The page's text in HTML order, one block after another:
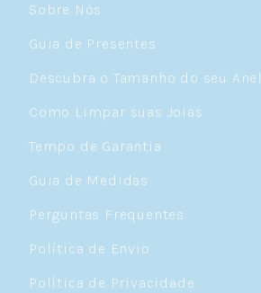
Sobre Nós
Guia de Presentes
Descubra o Tamanho do seu Anel
Como Limpar suas Joias
Tempo de Garantia
Guia de Medidas
Perguntas Frequentes
Política de Envio
Política de Privacidade